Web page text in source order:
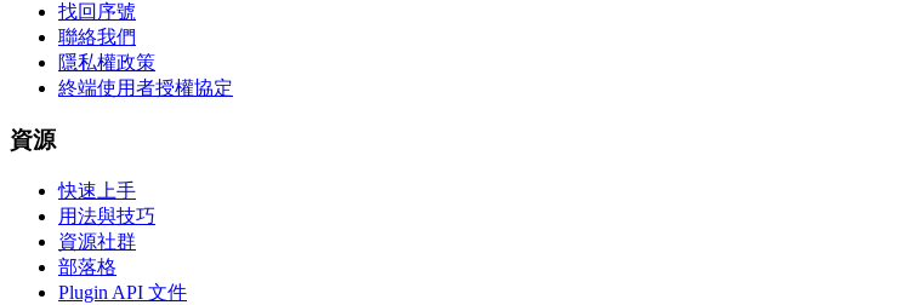
找回序號
聯絡我們
隱私權政策
終端使用者授權協定
資源
快速上手
用法與技巧
資源社群
部落格
Plugin API 文件